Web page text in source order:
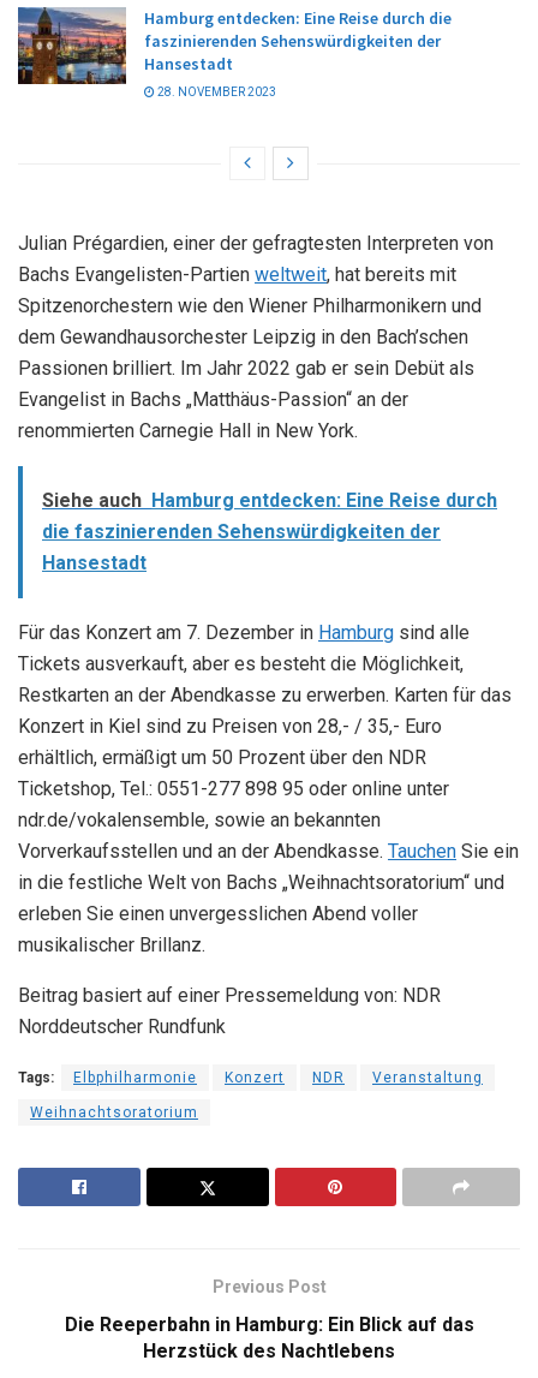
Hamburg entdecken: Eine Reise durch die
faszinierenden Sehenswürdigkeiten der
Hansestadt
28. NOVEMBER 2023
Julian Prégardien, einer der gefragtesten Interpreten von
Bachs Evangelisten-Partien weltweit, hat bereits mit
Spitzenorchestern wie den Wiener Philharmonikern und
dem Gewandhausorchester Leipzig in den Bach’schen
Passionen brilliert. Im Jahr 2022 gab er sein Debüt als
Evangelist in Bachs „Matthäus-Passion“ an der
renommierten Carnegie Hall in New York.
Siehe auch Hamburg entdecken: Eine Reise durch
die faszinierenden Sehenswürdigkeiten der
Hansestadt
Für das Konzert am 7. Dezember in Hamburg sind alle
Tickets ausverkauft, aber es besteht die Möglichkeit,
Restkarten an der Abendkasse zu erwerben. Karten für das
Konzert in Kiel sind zu Preisen von 28,- / 35,- Euro
erhältlich, ermäßigt um 50 Prozent über den NDR
Ticketshop, Tel.: 0551-277 898 95 oder online unter
ndr.de/vokalensemble, sowie an bekannten
Vorverkaufsstellen und an der Abendkasse. Tauchen Sie ein
in die festliche Welt von Bachs „Weihnachtsoratorium“ und
erleben Sie einen unvergesslichen Abend voller
musikalischer Brillanz.
Beitrag basiert auf einer Pressemeldung von: NDR
Norddeutscher Rundfunk
Tags: Elbphilharmonie Konzert NDR Veranstaltung
Weihnachtsoratorium
Previous Post
Die Reeperbahn in Hamburg: Ein Blick auf das
Herzstück des Nachtlebens